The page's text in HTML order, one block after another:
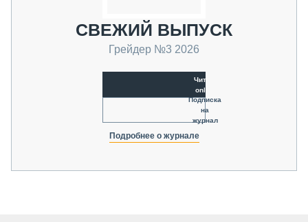
СВЕЖИЙ ВЫПУСК
Грейдер №3 2026
Читать
online
Подписка
на
журнал
Подробнее о журнале